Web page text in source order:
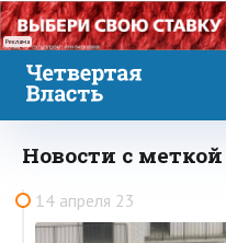
Реклама
Новости с
14 апреля 23